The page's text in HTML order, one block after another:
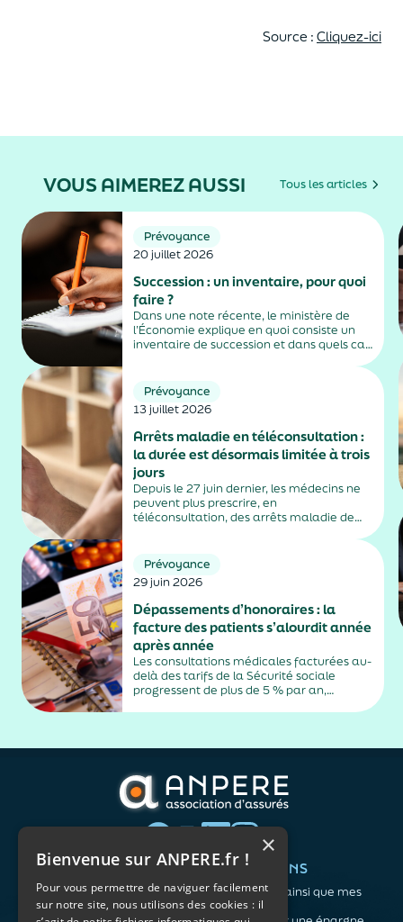
Source : Cliquez-ici
VOUS AIMEREZ AUSSI Tous les articles
Prévoyance
20 juillet 2026
Succession : un inventaire, pour quoi
faire ?
Dans une note récente, le ministère de
l’Économie explique en quoi consiste un
inventaire de succession et dans quels cas
Prévoyance
13 juillet 2026
Arrêts maladie en téléconsultation :
la durée est désormais limitée à trois
jours
Depuis le 27 juin dernier, les médecins ne
peuvent plus prescrire, en
téléconsultation, des arrêts maladie de
sociales et fiscales, s'inscrit dans un
durcissement plus...
Prévoyance
29 juin 2026
Dépassements d’honoraires : la
facture des patients s’alourdit année
après année
Les consultations médicales facturées au-
delà des tarifs de la Sécurité sociale
progressent de plus de 5 % par an,
alimentés par la montée en puissance des
QUI SOMMES-NOUS ?
L'association
Notre organisation
VOS BESOINS
Me protéger ainsi que mes
proches
×
Bienvenue sur ANPERE.fr !
Pour vous permettre de naviguer facilement
sur notre site, nous utilisons des cookies : il